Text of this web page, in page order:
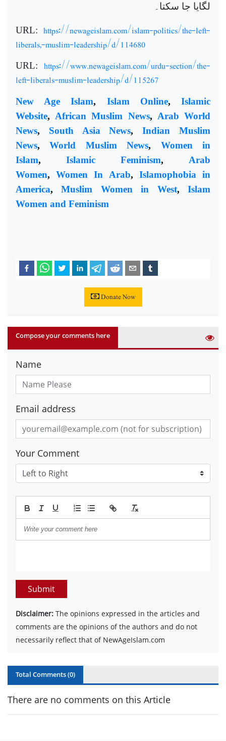
لگایا جا سکتا۔
URL: https://newageislam.com/islam-politics/the-left-
liberals,-muslim-leadership/d/114680
URL: https://www.newageislam.com/urdu-section/the-
left-liberals-muslim-leadership/d/115267
New Age Islam, Islam Online,Islamic
Website, African Muslim News, Arab World
News, South Asia News,Indian Muslim
News,World Muslim News, Women in
Islam, Islamic Feminism, Arab
Women,Women In Arab, Islamophobia in
America,Muslim Women in West,Islam
Women and Feminism
Donate Now
Compose your comments here
Name
Email address
Your Comment
Submit
Disclaimer: The opinions expressed in the articles and
comments are the opinions of the authors and do not
necessarily reflect that of NewAgeIslam.com
Total Comments (0)
There are no comments on this Article